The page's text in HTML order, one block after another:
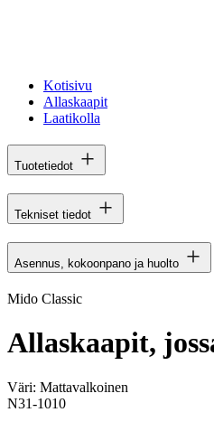
Kotisivu
Allaskaapit
Laatikolla
Tuotetiedot
Tekniset tiedot
Asennus, kokoonpano ja huolto
Mido Classic
Allaskaapit,
Väri: Mattavalkoinen
N31-1010